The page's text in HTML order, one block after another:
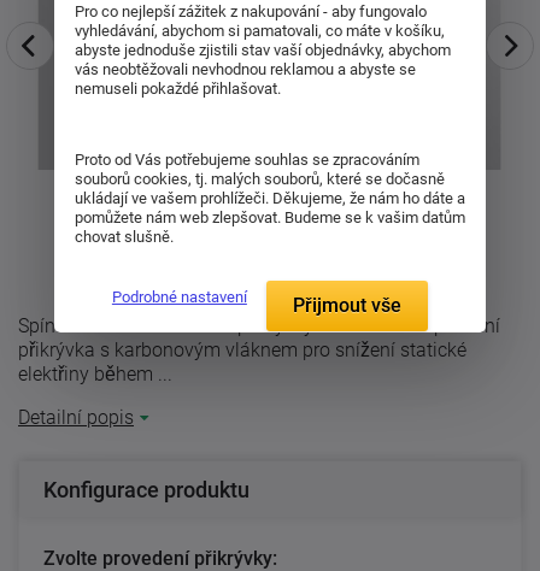
Spínací varianta oblíbené přikrývky Anti-stress - speciální
přikrývka s karbonovým vláknem pro snížení statické
elektřiny během ...
Detailní popis
Konfigurace produktu
Zvolte provedení přikrývky:
Pro co nejlepší zážitek z nakupování - aby fungovalo
vyhledávání, abychom si pamatovali, co máte v košíku,
abyste jednoduše zjistili stav vaší objednávky, abychom
vás neobtěžovali nevhodnou reklamou a abyste se
nemuseli pokaždé přihlašovat.
Proto od Vás potřebujeme souhlas se zpracováním
souborů cookies, tj. malých souborů, které se dočasně
ukládají ve vašem prohlížeči. Děkujeme, že nám ho dáte a
pomůžete nám web zlepšovat. Budeme se k vašim datům
chovat slušně.
Podrobné nastavení Přijmout vše